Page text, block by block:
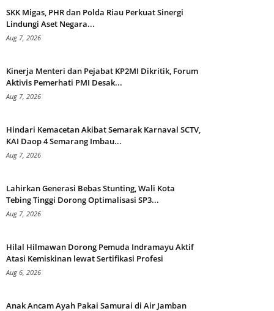
SKK Migas, PHR dan Polda Riau Perkuat Sinergi
Lindungi Aset Negara...
Aug 7, 2026
Kinerja Menteri dan Pejabat KP2MI Dikritik, Forum
Aktivis Pemerhati PMI Desak...
Aug 7, 2026
Hindari Kemacetan Akibat Semarak Karnaval SCTV,
KAI Daop 4 Semarang Imbau...
Aug 7, 2026
Lahirkan Generasi Bebas Stunting, Wali Kota
Tebing Tinggi Dorong Optimalisasi SP3...
Aug 7, 2026
Hilal Hilmawan Dorong Pemuda Indramayu Aktif
Atasi Kemiskinan lewat Sertifikasi Profesi
Aug 6, 2026
Anak Ancam Ayah Pakai Samurai di Air Jamban